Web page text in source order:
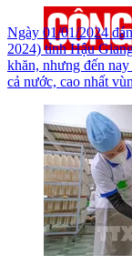
Ngày 01/01/2024
2024) tỉnh Hậu
khăn, nhưng đến
cả nước, cao nhất